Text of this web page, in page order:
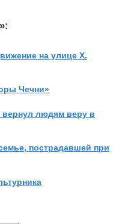
»:
на улице Х.
Чечни»
людям веру в
пострадавшей при